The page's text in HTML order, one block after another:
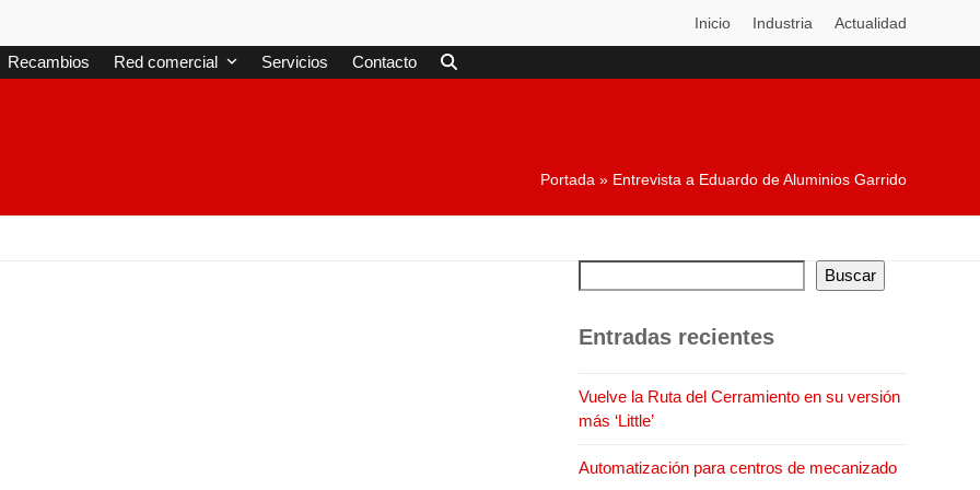
Inicio Industria Actualidad
Recambios Red comercial Servicios Contacto
Portada » Entrevista a Eduardo de Aluminios Garrido
Buscar
Entradas recientes
Vuelve la Ruta del Cerramiento en su versión
más ‘Little’
Automatización para centros de mecanizado